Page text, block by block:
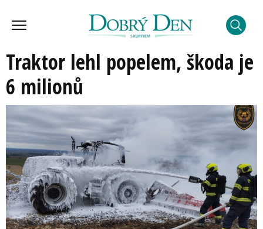
Traktor lehl popelem, škoda je
6 milionů